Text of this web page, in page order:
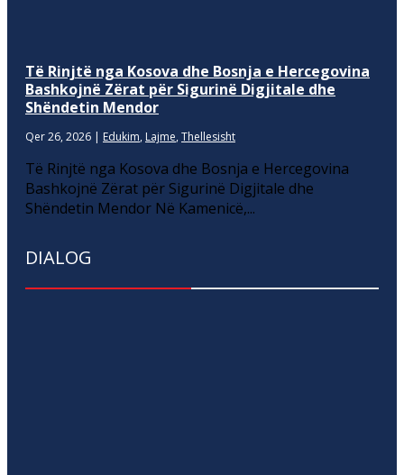
Të Rinjtë nga Kosova dhe Bosnja e Hercegovina
Bashkojnë Zërat për Sigurinë Digjitale dhe
Shëndetin Mendor
Qer 26, 2026 | Edukim, Lajme, Thellesisht
Të Rinjtë nga Kosova dhe Bosnja e Hercegovina
Bashkojnë Zërat për Sigurinë Digjitale dhe
Shëndetin Mendor Në Kamenicë,...
DIALOG